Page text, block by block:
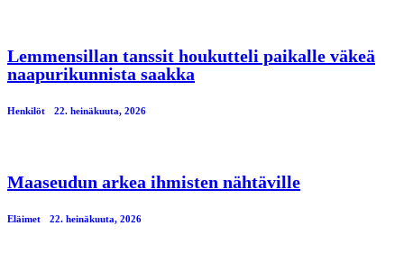
Lemmensillan tanssit houkutteli paikalle väkeä
naapurikunnista saakka
Henkilöt 22. heinäkuuta, 2026
Maaseudun arkea ihmisten nähtäville
Eläimet 22. heinäkuuta, 2026